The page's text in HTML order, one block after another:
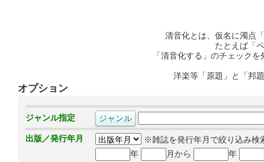
清音化とは、仮名に濁点
たとえば「
「清音化する」のチェック
洋楽等「原題」と「邦
オプション
ジャンル指定
出版／発行年月
※雑誌を発行年月で絞り込み検
年
月から 年